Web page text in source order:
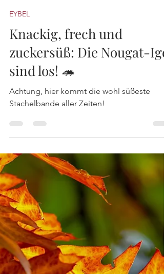
Andreas Eybel
3. Okt. 2025
1 Min. Lesezeit
EYBEL
Knackig, frech und
zuckersüß: Die Nougat-Igel
sind los! 🦔
Stachelbande aller Zeiten!